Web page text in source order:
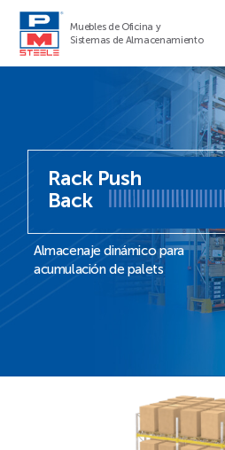
Muebles de Oficina y
Sistemas de Almacenamiento
Rack Push
Back
Almacenaje dinámico para
acumulación de palets